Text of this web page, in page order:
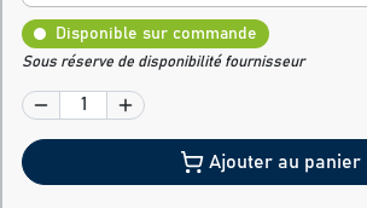
Disponible sur commande
Sous réserve de disponibilité fournisseur
Ajouter au panier